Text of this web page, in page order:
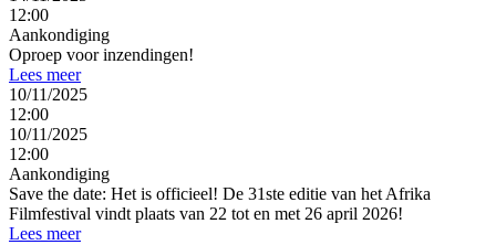
12:00
Aankondiging
Oproep voor inzendingen!
Lees meer
10/11/2025
12:00
10/11/2025
12:00
Aankondiging
Save the date: Het is officieel! De 31ste editie van het Afrika
Filmfestival vindt plaats van 22 tot en met 26 april 2026!
Lees meer